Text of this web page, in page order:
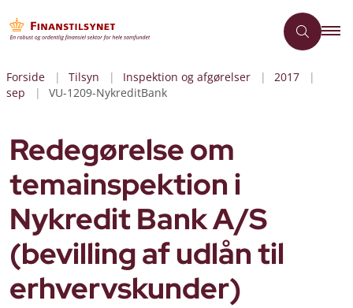
Forside Tilsyn Inspektion og afgørelser
2017
sep
VU-1209-NykreditBank
Redegørelse om
temainspektion i
Nykredit Bank A/S
(bevilling af udlån til
erhvervskunder)